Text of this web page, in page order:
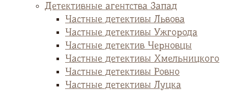
Детективные агентства Запад
Частные детективы Львова
Частные детективы Ужгорода
Частные детектив Черновцы
Частные детективы Хмельницкого
Частные детективы Ровно
Частные детективы Луцка